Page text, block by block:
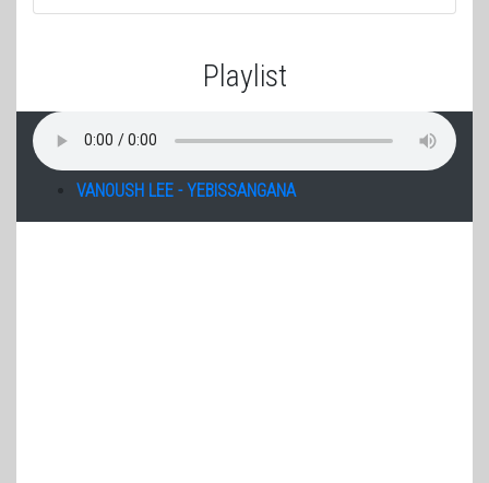
Playlist
VANOUSH LEE - YEBISSANGANA